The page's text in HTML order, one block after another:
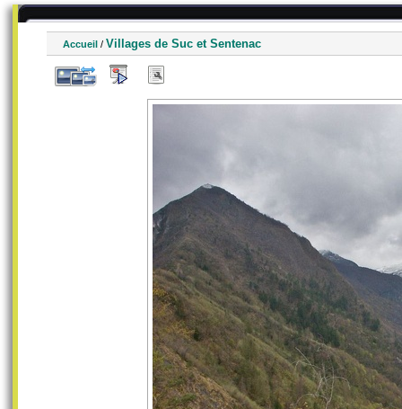
Accueil / Villages de Suc et Sentenac